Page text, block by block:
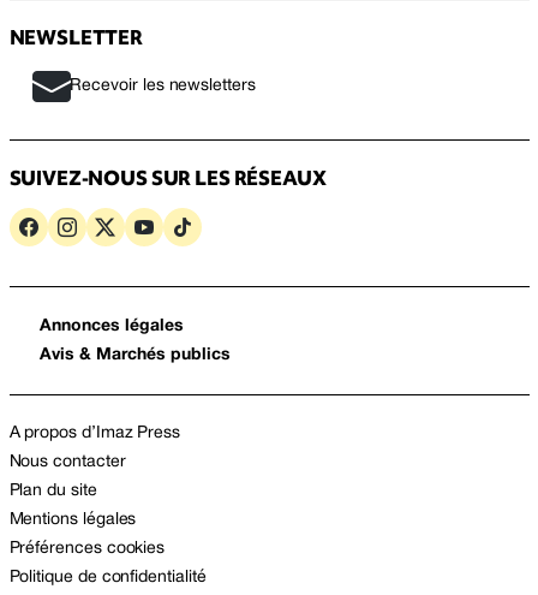
NEWSLETTER
Recevoir les newsletters
SUIVEZ-NOUS SUR LES RÉSEAUX
Annonces légales
Avis & Marchés publics
A propos d’Imaz Press
Nous contacter
Plan du site
Mentions légales
Préférences cookies
Politique de confidentialité